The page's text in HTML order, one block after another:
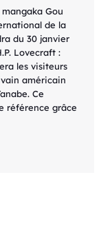
Gou
de la
du 30 janvier
Lovecraft :
les visiteurs
américain
Ce
référence grâce